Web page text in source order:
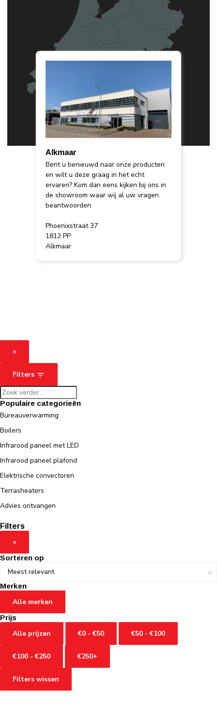
Alkmaar
Bent u benieuwd naar onze producten
en wilt u deze graag in het echt
ervaren? Kom dan eens kijken bij ons in
de showroom waar wij al uw vragen
beantwoorden.
Phoenixstraat 37
1812 PP
Alkmaar
×
Filters
Populaire categorieën
Bureauverwarming
Boilers
Infrarood paneel met LED
Infrarood paneel plafond
Elektrische convectoren
Terrasheaters
Advies ontvangen
Filters
×
Sorteren op
Merken
Alle merken
Prijs
Alle prijzen €0 - €50 €50 - €100
€100 - €250 €250+
Filters wissen